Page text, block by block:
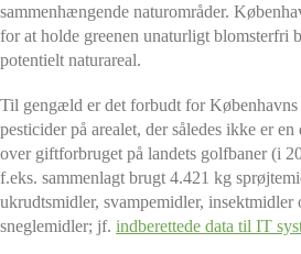
sammenhængende naturområder.
for at holde greenen unaturligt blomsterfri
potentielt naturareal.
Til gengæld er det forbudt for
pesticider på arealet, der således ikke er
over giftforbruget på landets golfbaner (i
f.eks. sammenlagt brugt 4.421 kg
ukrudtsmidler, svampemidler, insektmidler
sneglemidler; jf. indberettede data til IT